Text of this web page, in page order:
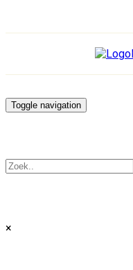
Toggle navigation
×